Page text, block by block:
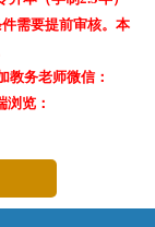
需要提前审核。本
教务老师微信：
浏览：